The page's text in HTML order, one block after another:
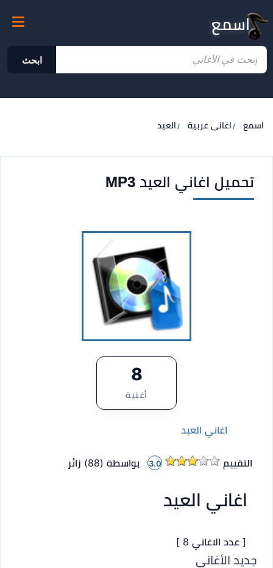
اسمع
ابحث
اسمع اغانى عربية العيد
تحميل اغاني العيد MP3
8
أغنية
اغاني العيد
التقييم 3.0 بواسطة (88
) زائر
اغاني العيد
[ عدد الاغاني 8 ]
جديد الأغاني